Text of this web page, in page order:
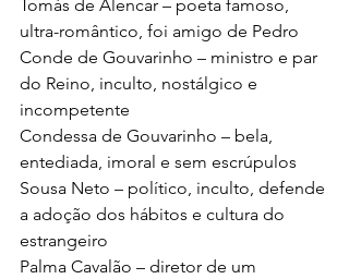
Tomás de Alencar – poeta famoso,
ultra-romântico, foi amigo de Pedro
Conde de Gouvarinho – ministro e par
do Reino, inculto, nostálgico e
incompetente
Condessa de Gouvarinho – bela,
entediada, imoral e sem escrúpulos
Sousa Neto – político, inculto, defende
a adoção dos hábitos e cultura do
estrangeiro
Palma Cavalão – diretor de um